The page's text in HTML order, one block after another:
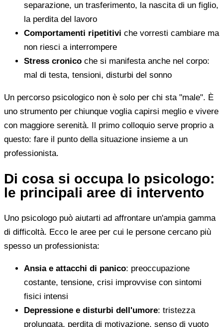
separazione, un trasferimento, la nascita di un figlio,
la perdita del lavoro
Comportamenti ripetitivi che vorresti cambiare ma
non riesci a interrompere
Stress cronico che si manifesta anche nel corpo:
mal di testa, tensioni, disturbi del sonno
Un percorso psicologico non è solo per chi sta "male". È
uno strumento per chiunque voglia capirsi meglio e vivere
con maggiore serenità. Il primo colloquio serve proprio a
questo: fare il punto della situazione insieme a un
professionista.
Di cosa si occupa lo psicologo:
le principali aree di intervento
Uno psicologo può aiutarti ad affrontare un'ampia gamma
di difficoltà. Ecco le aree per cui le persone cercano più
spesso un professionista:
Ansia e attacchi di panico: preoccupazione
costante, tensione, crisi improvvise con sintomi
fisici intensi
Depressione e disturbi dell'umore: tristezza
prolungata, perdita di motivazione, senso di vuoto